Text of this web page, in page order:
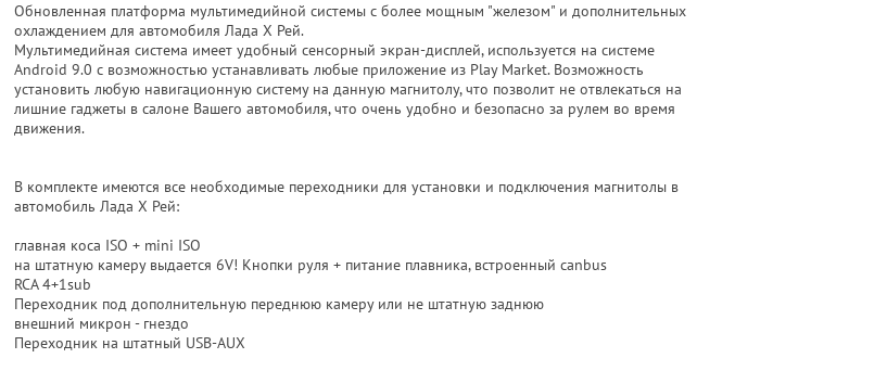
Обновленная платформа мультимедийной системы с более мощным "железом" и дополнительных
охлаждением для автомобиля Лада Х Рей.
Мультимедийная система имеет удобный сенсорный экран-дисплей, используется на системе
Android 9.0 с возможностью устанавливать любые приложение из Play Market. Возможность
установить любую навигационную систему на данную магнитолу, что позволит не отвлекаться на
лишние гаджеты в салоне Вашего автомобиля, что очень удобно и безопасно за рулем во время
движения.
В комплекте имеются все необходимые переходники для установки и подключения магнитолы в
автомобиль Лада Х Рей:
главная коса ISO + mini ISO
на штатную камеру выдается 6V! Кнопки руля + питание плавника, встроенный canbus
RCA 4+1sub
Переходник под дополнительную переднюю камеру или не штатную заднюю
внешний микрон - гнездо
Переходник на штатный USB-AUX